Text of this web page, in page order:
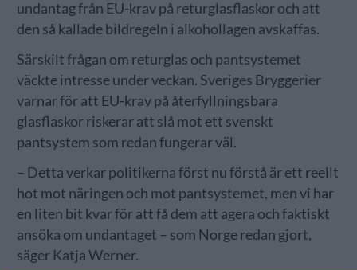
undantag från EU-krav på returglasflaskor och att
den så kallade bildregeln i alkohollagen avskaffas.
Särskilt frågan om returglas och pantsystemet
väckte intresse under veckan. Sveriges Bryggerier
varnar för att EU-krav på återfyllningsbara
glasflaskor riskerar att slå mot ett svenskt
pantsystem som redan fungerar väl.
– Detta verkar politikerna först nu förstå är ett reellt
hot mot näringen och mot pantsystemet, men vi har
en liten bit kvar för att få dem att agera och faktiskt
ansöka om undantaget – som Norge redan gjort,
säger Katja Werner.